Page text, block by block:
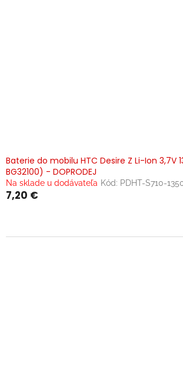
Baterie do mobilu HTC Desire Z Li-Ion 3,7V
BG32100) - DOPRODEJ
Na sklade u dodávateľa Kód: PDHT-S710-
7,20 €